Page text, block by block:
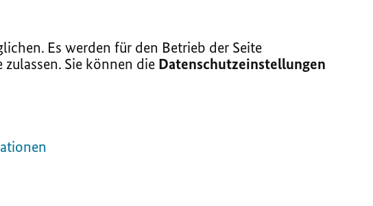
Es werden für den Betrieb der Seite
Sie können die Datenschutzeinstellungen